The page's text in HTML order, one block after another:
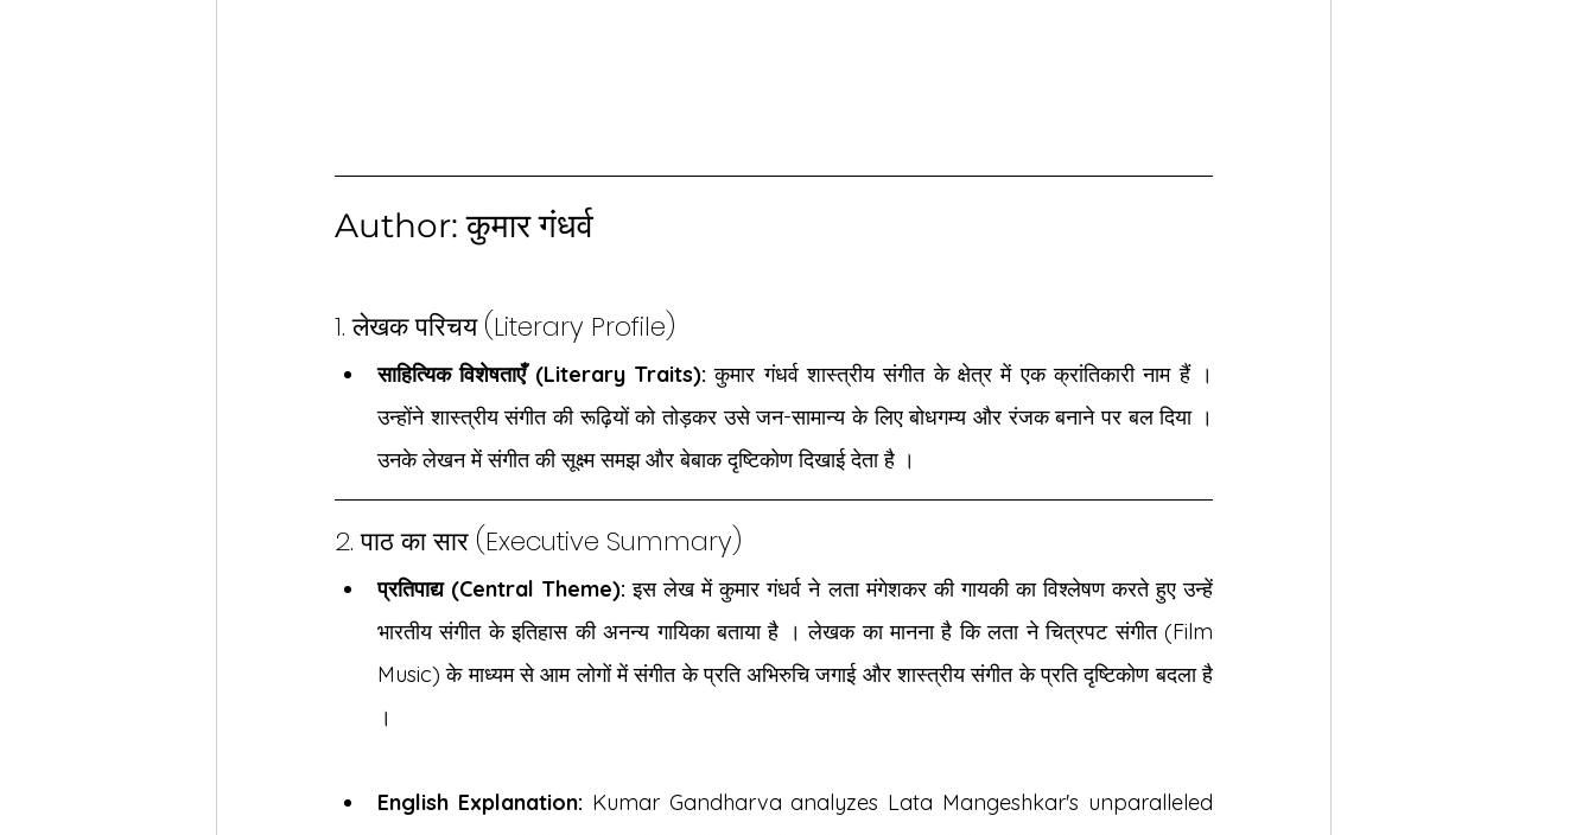
Author: कुमार गंधर्व
1. लेखक परिचय (Literary Profile)
साहित्यिक विशेषताएँ (Literary Traits): कुमार गंधर्व शास्त्रीय संगीत के क्षेत्र में एक क्रांतिकारी नाम हैं ।
उन्होंने शास्त्रीय संगीत की रूढ़ियों को तोड़कर उसे जन-सामान्य के लिए बोधगम्य और रंजक बनाने पर बल दिया ।
उनके लेखन में संगीत की सूक्ष्म समझ और बेबाक दृष्टिकोण दिखाई देता है ।
2. पाठ का सार (Executive Summary)
प्रतिपाद्य (Central Theme): इस लेख में कुमार गंधर्व ने लता मंगेशकर की गायकी का विश्लेषण करते हुए उन्हें
भारतीय संगीत के इतिहास की अनन्य गायिका बताया है । लेखक का मानना है कि लता ने चित्रपट संगीत (Film
Music) के माध्यम से आम लोगों में संगीत के प्रति अभिरुचि जगाई और शास्त्रीय संगीत के प्रति दृष्टिकोण बदला है
।
English Explanation: Kumar Gandharva analyzes Lata Mangeshkar's unparalleled